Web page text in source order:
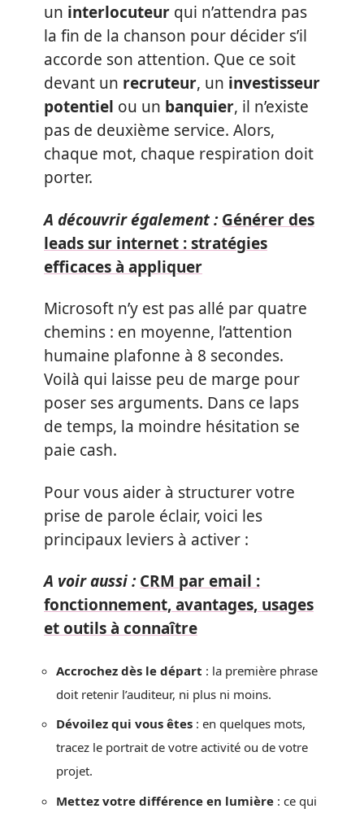
un interlocuteur qui n’attendra pas
la fin de la chanson pour décider s’il
accorde son attention. Que ce soit
devant un recruteur, un investisseur
potentiel ou un banquier, il n’existe
pas de deuxième service. Alors,
chaque mot, chaque respiration doit
porter.
A découvrir également : Générer des
leads sur internet : stratégies
efficaces à appliquer
Microsoft n’y est pas allé par quatre
chemins : en moyenne, l’attention
humaine plafonne à 8 secondes.
Voilà qui laisse peu de marge pour
poser ses arguments. Dans ce laps
de temps, la moindre hésitation se
paie cash.
Pour vous aider à structurer votre
prise de parole éclair, voici les
principaux leviers à activer :
A voir aussi : CRM par email :
fonctionnement, avantages, usages
et outils à connaître
Accrochez dès le départ : la première phrase
doit retenir l’auditeur, ni plus ni moins.
Dévoilez qui vous êtes : en quelques mots,
tracez le portrait de votre activité ou de votre
projet.
Mettez votre différence en lumière : ce qui